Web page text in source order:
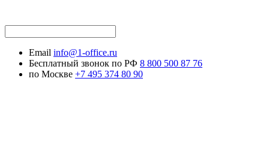
Email info@1-office.ru
Бесплатный звонок по РФ 8 800 500 87 76
по Москве +7 495 374 80 90